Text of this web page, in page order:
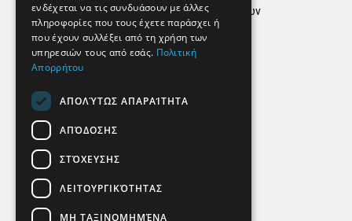
Πολιτική προστασίας δεδομένων
Findhere
Social Media
ενδέχεται να τις συνδυάσουν με άλλες
πληροφορίες που τους έχετε παράσχει ή
που έχουν συλλέξει από τη χρήση των
υπηρεσιών τους από εσάς. Πολιτική
Απορρήτου
ΑΠΟΛΎΤΩΣ ΑΠΑΡΑΊΤΗΤΑ
ΑΠΌΔΟΣΗΣ
ΣΤΌΧΕΥΣΗΣ
ΛΕΙΤΟΥΡΓΙΚΌΤΗΤΑΣ
ΜΗ ΤΑΞΙΝΟΜΗΜΈΝΑ